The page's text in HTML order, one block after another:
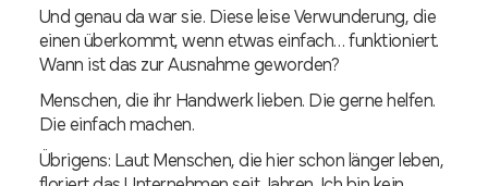
Und genau da war sie. Diese leise Verwunderung, die
einen überkommt, wenn etwas einfach… funktioniert.
Wann ist das zur Ausnahme geworden?
Menschen, die ihr Handwerk lieben. Die gerne helfen.
Die einfach machen.
Übrigens: Laut Menschen, die hier schon länger leben,